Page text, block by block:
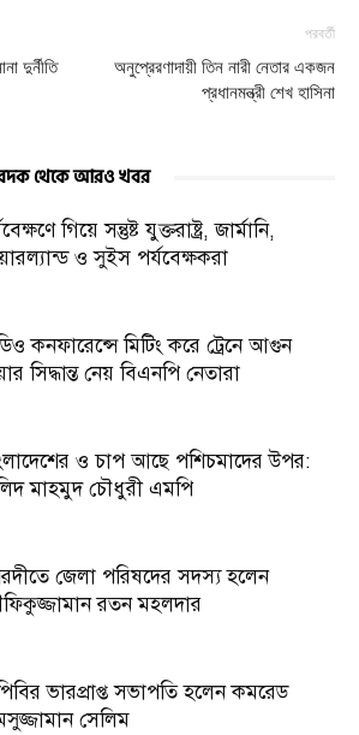
দুর্নীতি
পরবর্তী
অনুপ্রেরণাদায়ী তিন নারী নেতার একজন
প্রধানমন্ত্রী শেখ হাসিনা
থেকে আরও খবর
গিয়ে সন্তুষ্ট যুক্তরাষ্ট্র, জার্মানি,
ও সুইস পর্যবেক্ষকরা
কনফারেন্সে মিটিং করে ট্রেনে আগুন
সিদ্ধান্ত নেয় বিএনপি নেতারা
ও চাপ আছে পশিচমাদের উপর:
মাহমুদ চৌধুরী এমপি
জেলা পরিষদের সদস্য হলেন
রতন মহলদার
ভারপ্রাপ্ত সভাপতি হলেন কমরেড
সেলিম